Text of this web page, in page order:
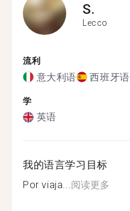
S.
Lecco
流利
意大利语 西班牙语
学
英语
我的语言学习目标
Por viaja...阅读更多